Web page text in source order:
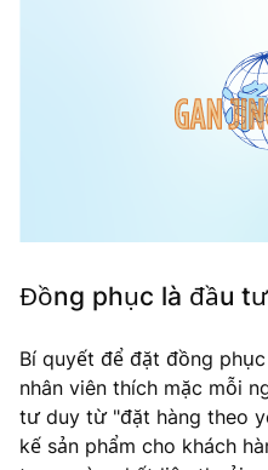
Đồng phục là đầu
Bí quyết để đặt đồng
nhân viên thích mặc mỗi
tư duy từ "đặt hàng theo
kế sản phẩm cho khách